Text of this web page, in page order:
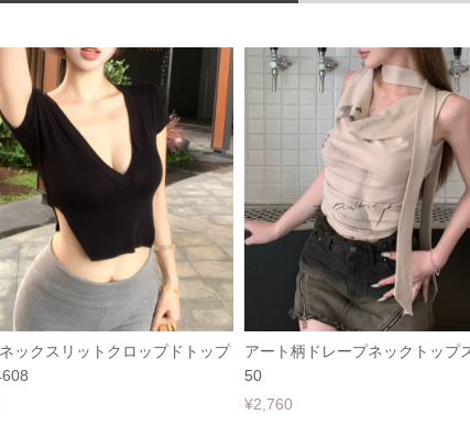
ックスリットクロップドトップ
アート柄ドレープネックトップ
50
¥2,760